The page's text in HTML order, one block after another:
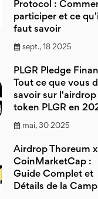
Protocol :
participer et ce
faut savoir
sept., 18 2025
PLGR Pledge
Tout ce que vous
savoir sur l'airdrop
token PLGR en
mai, 30 2025
Airdrop Thoreum x
CoinMarketCap :
Guide Complet et
Détails de la